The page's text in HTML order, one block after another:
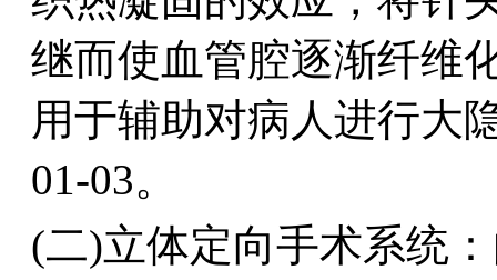
继而使血管腔逐渐纤维
用于辅助对病人进行大
01-03。
(二)立体定向手术系统